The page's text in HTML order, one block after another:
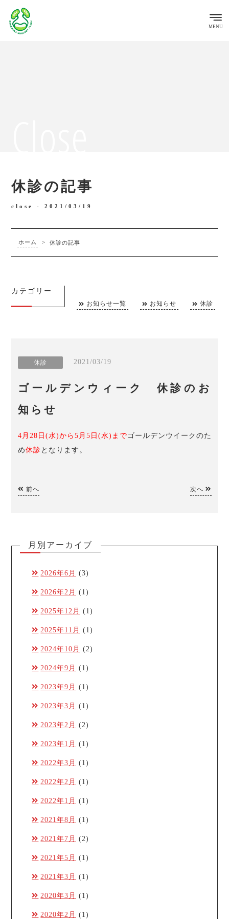
MENU
休診の記事
close -2021/03/19
ホーム > 休診の記事
カテゴリー
お知らせ一覧 お知らせ 休診
休診 2021/03/19
ゴールデンウィーク 休診のお
知らせ
4月28日(水)から5月5日(水)までゴールデンウイークのた
め休診 となります。
前へ 次へ
月別アーカイブ
2026年6月 (3)
2026年2月 (1)
2025年12月 (1)
2025年11月 (1)
2024年10月 (2)
2024年9月 (1)
2023年9月 (1)
2023年3月 (1)
2023年2月 (2)
2023年1月 (1)
2022年3月 (1)
2022年2月 (1)
2022年1月 (1)
2021年8月 (1)
2021年7月 (2)
2021年5月 (1)
2021年3月 (1)
2020年3月 (1)
2020年2月 (1)